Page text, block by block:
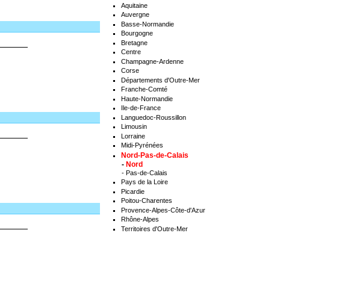
Aquitaine
Auvergne
Basse-Normandie
Bourgogne
Bretagne
Centre
Champagne-Ardenne
Corse
Départements d'Outre-Mer
Franche-Comté
Haute-Normandie
Ile-de-France
Languedoc-Roussillon
Limousin
Lorraine
Midi-Pyrénées
Nord-Pas-de-Calais
- Nord
- Pas-de-Calais
Pays de la Loire
Picardie
Poitou-Charentes
Provence-Alpes-Côte-d'Azur
Rhône-Alpes
Territoires d'Outre-Mer